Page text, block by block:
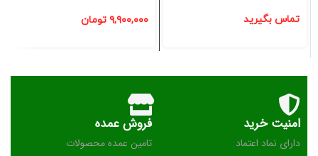
تماس بگیرید ۹,۹۰۰,۰۰۰ تومان
امنیت خرید
دارای نماد اعتماد
فروش عمده
تامین عمده محصولات